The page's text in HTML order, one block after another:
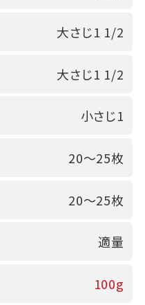
大さじ1 1/2
大さじ1 1/2
小さじ1
20～25枚
20～25枚
適量
100g